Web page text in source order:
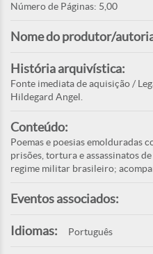
Número de Páginas: 5,00
Nome do produtor/
História arquivística:
Fonte imediata de aquisição /
Hildegard Angel.
Conteúdo:
Poemas e poesias emolduradas
prisões, tortura e assassinatos
regime militar brasileiro;
Eventos associados:
Idiomas: Português